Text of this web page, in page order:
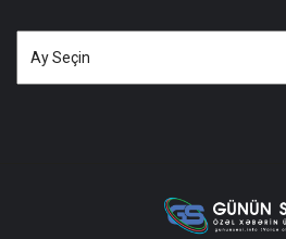
Arxivlər